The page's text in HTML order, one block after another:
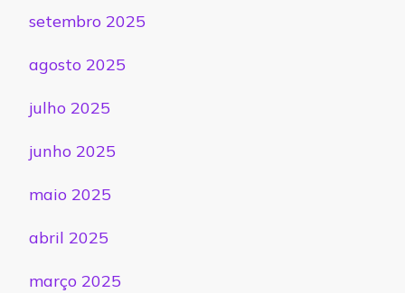
setembro 2025
agosto 2025
julho 2025
junho 2025
maio 2025
abril 2025
março 2025